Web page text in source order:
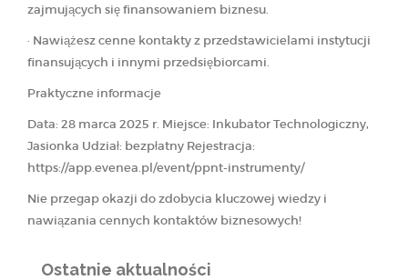
zajmujących się finansowaniem biznesu.
· Nawiążesz cenne kontakty z przedstawicielami instytucji
finansujących i innymi przedsiębiorcami.
Praktyczne informacje
Data: 28 marca 2025 r. Miejsce: Inkubator Technologiczny,
Jasionka Udział: bezpłatny Rejestracja:
https://app.evenea.pl/event/ppnt-instrumenty/
Nie przegap okazji do zdobycia kluczowej wiedzy i
nawiązania cennych kontaktów biznesowych!
Ostatnie aktualności